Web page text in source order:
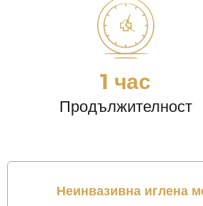
1 час
Продължителност
Неинвазивна иглена